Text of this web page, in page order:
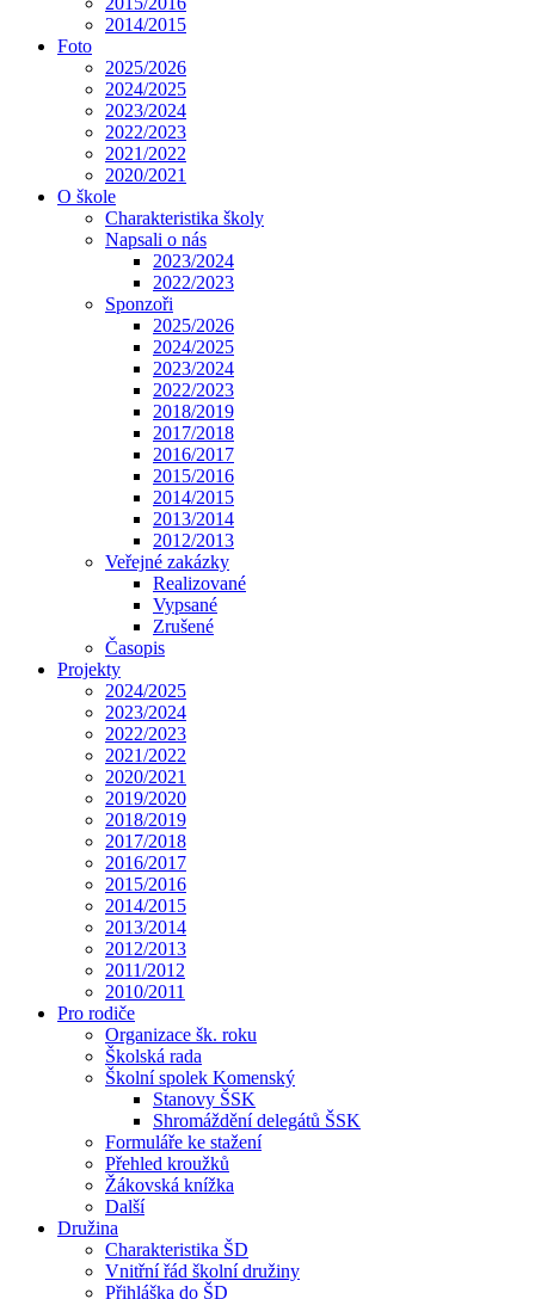
2014/2015
Foto
2025/2026
2024/2025
2023/2024
2022/2023
2021/2022
2020/2021
O škole
Charakteristika školy
Napsali o nás
2023/2024
2022/2023
Sponzoři
2025/2026
2024/2025
2023/2024
2022/2023
2018/2019
2017/2018
2016/2017
2015/2016
2014/2015
2013/2014
2012/2013
Veřejné zakázky
Realizované
Vypsané
Zrušené
Časopis
Projekty
2024/2025
2023/2024
2022/2023
2021/2022
2020/2021
2019/2020
2018/2019
2017/2018
2016/2017
2015/2016
2014/2015
2013/2014
2012/2013
2011/2012
2010/2011
Pro rodiče
Organizace šk. roku
Školská rada
Školní spolek Komenský
Stanovy ŠSK
Shromáždění delegátů ŠSK
Formuláře ke stažení
Přehled kroužků
Žákovská knížka
Další
Družina
Charakteristika ŠD
Vnitřní řád školní družiny
Přihláška do ŠD